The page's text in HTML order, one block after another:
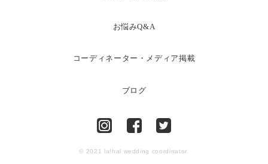
お悩みQ&A
コーディネーター・メディア掲載
ブログ
© 2021 la!hal wedding coordinator.